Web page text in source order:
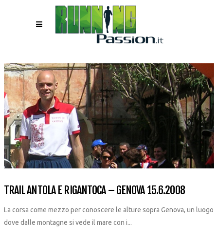
TRAIL ANTOLA E RIGANTOCA – GENOVA 15.6.2008
La corsa come mezzo per conoscere le alture sopra Genova, un luogo
dove dalle montagne si vede il mare con i...